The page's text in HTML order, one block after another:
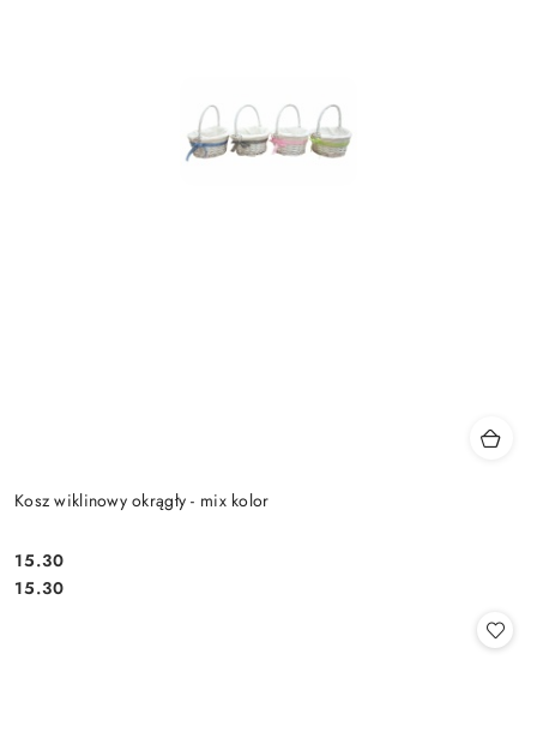
Kosz wiklinowy okrągły - mix kolor
Cena:
15.30
Cena:
15.30